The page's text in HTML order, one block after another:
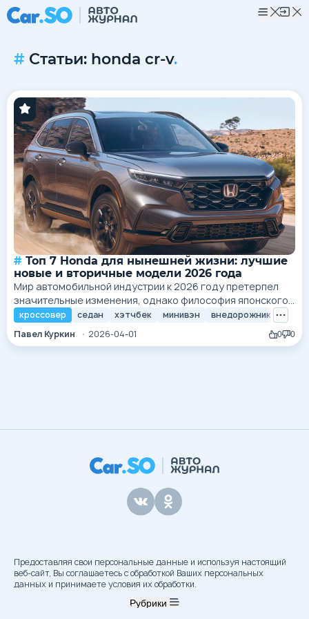
Рубрики
Статьи: honda cr-v.
новые и вторичные модели 2026 года
Мир автомобильной индустрии к 2026 году претерпел
значительные изменения, однако философия японского
бренда Honda остается незыблемой: сочетание
инновационных инженерных решений, исключительной
надежности и антропоцентричного дизайна. Сегодня
кроссовер седан хэтчбек минивэн внедорожник
Павел Куркин
2026-04-01 0 0
Предоставляя свои персональные данные и используя настоящий
веб-сайт, Вы соглашаетесь с обработкой Ваших персональных
данных и принимаете условия их обработки.